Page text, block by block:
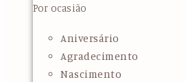
Por ocasião
Aniversário
Agradecimento
Nascimento